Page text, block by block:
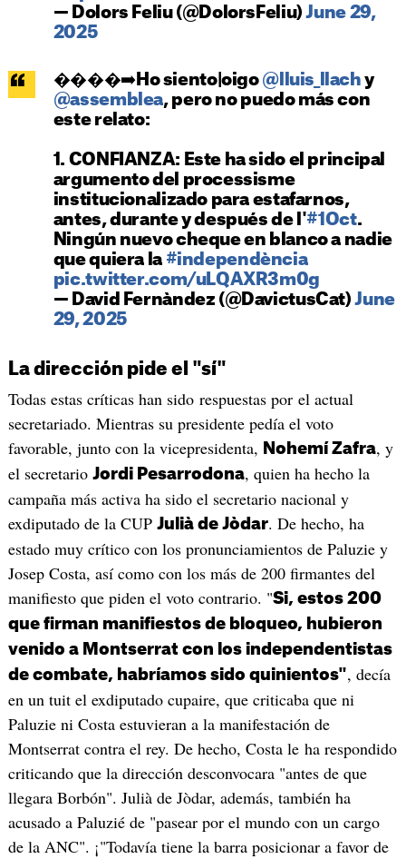
— Dolors Feliu (@DolorsFeliu)June 29,
2025
����➡️Ho siento|oigo @lluis_llach y
@assemblea, pero no puedo más con
este relato:
1. CONFIANZA: Este ha sido el principal
argumento del processisme
institucionalizado para estafarnos,
antes, durante y después de l'#1Oct.
Ningún nuevo cheque en blanco a nadie
que quiera la #independència
pic.twitter.com/uLQAXR3m0g
— David Fernàndez (@DavictusCat)June
29, 2025
La dirección pide el "sí"
Todas estas críticas han sido respuestas por el actual
secretariado. Mientras su presidente pedía el voto
favorable, junto con la vicepresidenta, Nohemí Zafra, y
el secretario Jordi Pesarrodona, quien ha hecho la
campaña más activa ha sido el secretario nacional y
exdiputado de la CUP Julià de Jòdar. De hecho, ha
estado muy crítico con los pronunciamientos de Paluzie y
Josep Costa, así como con los más de 200 firmantes del
manifiesto que piden el voto contrario. "Si, estos 200
que firman manifiestos de bloqueo, hubieron
venido a Montserrat con los independentistas
de combate, habríamos sido quinientos", decía
en un tuit el exdiputado cupaire, que criticaba que ni
Paluzie ni Costa estuvieran a la manifestación de
Montserrat contra el rey. De hecho, Costa le ha respondido
criticando que la dirección desconvocara "antes de que
llegara Borbón". Julià de Jòdar, además, también ha
acusado a Paluzié de "pasear por el mundo con un cargo
de la ANC". ¡"Todavía tiene la barra posicionar a favor de